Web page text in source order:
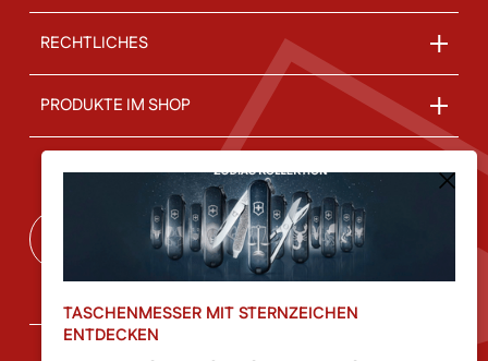
RECHTLICHES
PRODUKTE IM SHOP
ÜBER UNS
Vertrag widerrufen
TASCHENMESSER MIT STERNZEICHEN
ENTDECKEN